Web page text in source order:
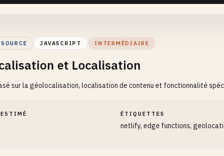
JAVASCRIPT INTERMÉDIAIRE
et Localisation
sur la géolocalisation, localisation de contenu et fonctionnalité
ÉTIQUETTES
netlify, edge functions,